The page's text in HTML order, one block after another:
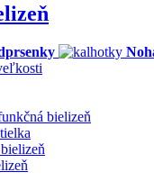
bielizeň